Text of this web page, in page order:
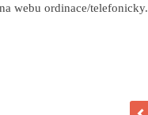
webu ordinace/telefonicky.